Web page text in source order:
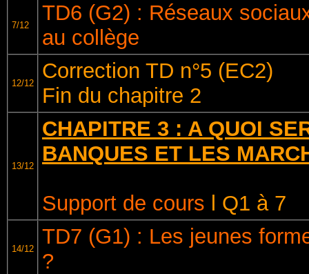
7/12
TD6 (G2) : Réseaux
au collège
12/12
Correction TD n°5 (EC2)
Fin du chapitre 2
13/12
CHAPITRE 3 : A QUOI
BANQUES ET LES
Support de cours l Q1 à 7
14/12
TD7 (G1) : Les jeunes
?